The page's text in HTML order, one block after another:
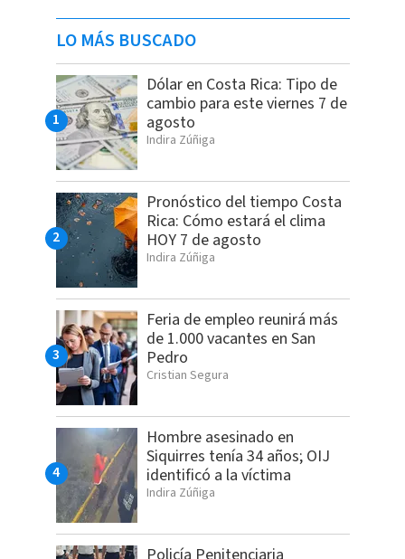
LO MÁS BUSCADO
Dólar en Costa Rica: Tipo de
cambio para este viernes 7 de
agosto
Indira Zúñiga
Pronóstico del tiempo Costa
Rica: Cómo estará el clima
HOY 7 de agosto
Indira Zúñiga
Feria de empleo reunirá más
de 1.000 vacantes en San
Pedro
Cristian Segura
Hombre asesinado en
Siquirres tenía 34 años; OIJ
identificó a la víctima
Indira Zúñiga